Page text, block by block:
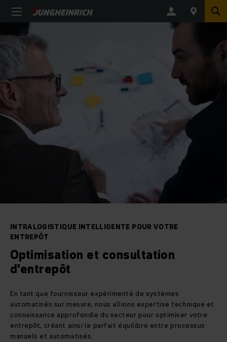
INTRALOGISTIQUE INTELLIGENTE POUR VOTRE
ENTREPÔT
Optimisation et consultation
d'entrepôt
En tant que fournisseur expérimenté de systèmes
automatisés sur mesure, nous allions expertise technique et
connaissance approfondie du secteur pour optimiser votre
entrepôt, créant ainsi le parfait équilibre entre processus
manuels et automatisés.